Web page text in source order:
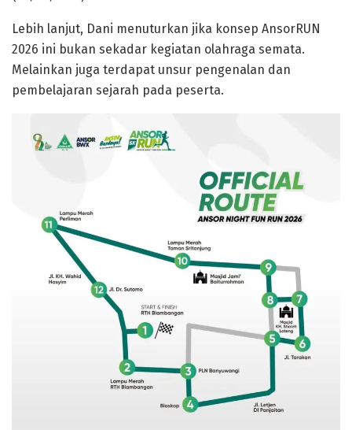
Lebih lanjut, Dani menuturkan jika konsep AnsorRUN
2026 ini bukan sekadar kegiatan olahraga semata.
Melainkan juga terdapat unsur pengenalan dan
pembelajaran sejarah pada peserta.